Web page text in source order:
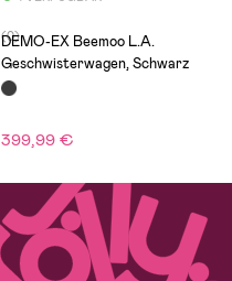
(0)
DEMO-EX Beemoo L.A.
Geschwisterwagen, Schwarz
399,99 €